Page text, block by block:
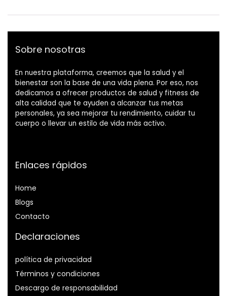
Sobre nosotras
En nuestra plataforma, creemos que la salud y el
bienestar son la base de una vida plena. Por eso, nos
dedicamos a ofrecer productos de salud y fitness de
alta calidad que te ayuden a alcanzar tus metas
personales, ya sea mejorar tu rendimiento, cuidar tu
cuerpo o llevar un estilo de vida más activo.
Enlaces rápidos
Home
Blogs
Contacto
Declaraciones
política de privacidad
Términos y condiciones
Descargo de responsabilidad